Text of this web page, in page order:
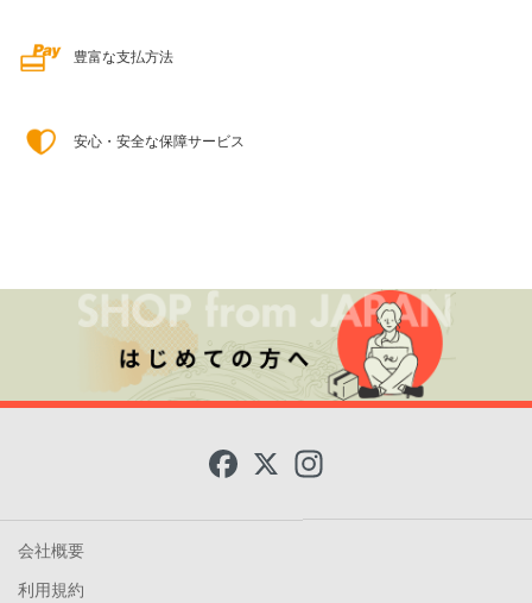
豊富な支払方法
安心・安全な保障サービス
X
会社概要
利用規約